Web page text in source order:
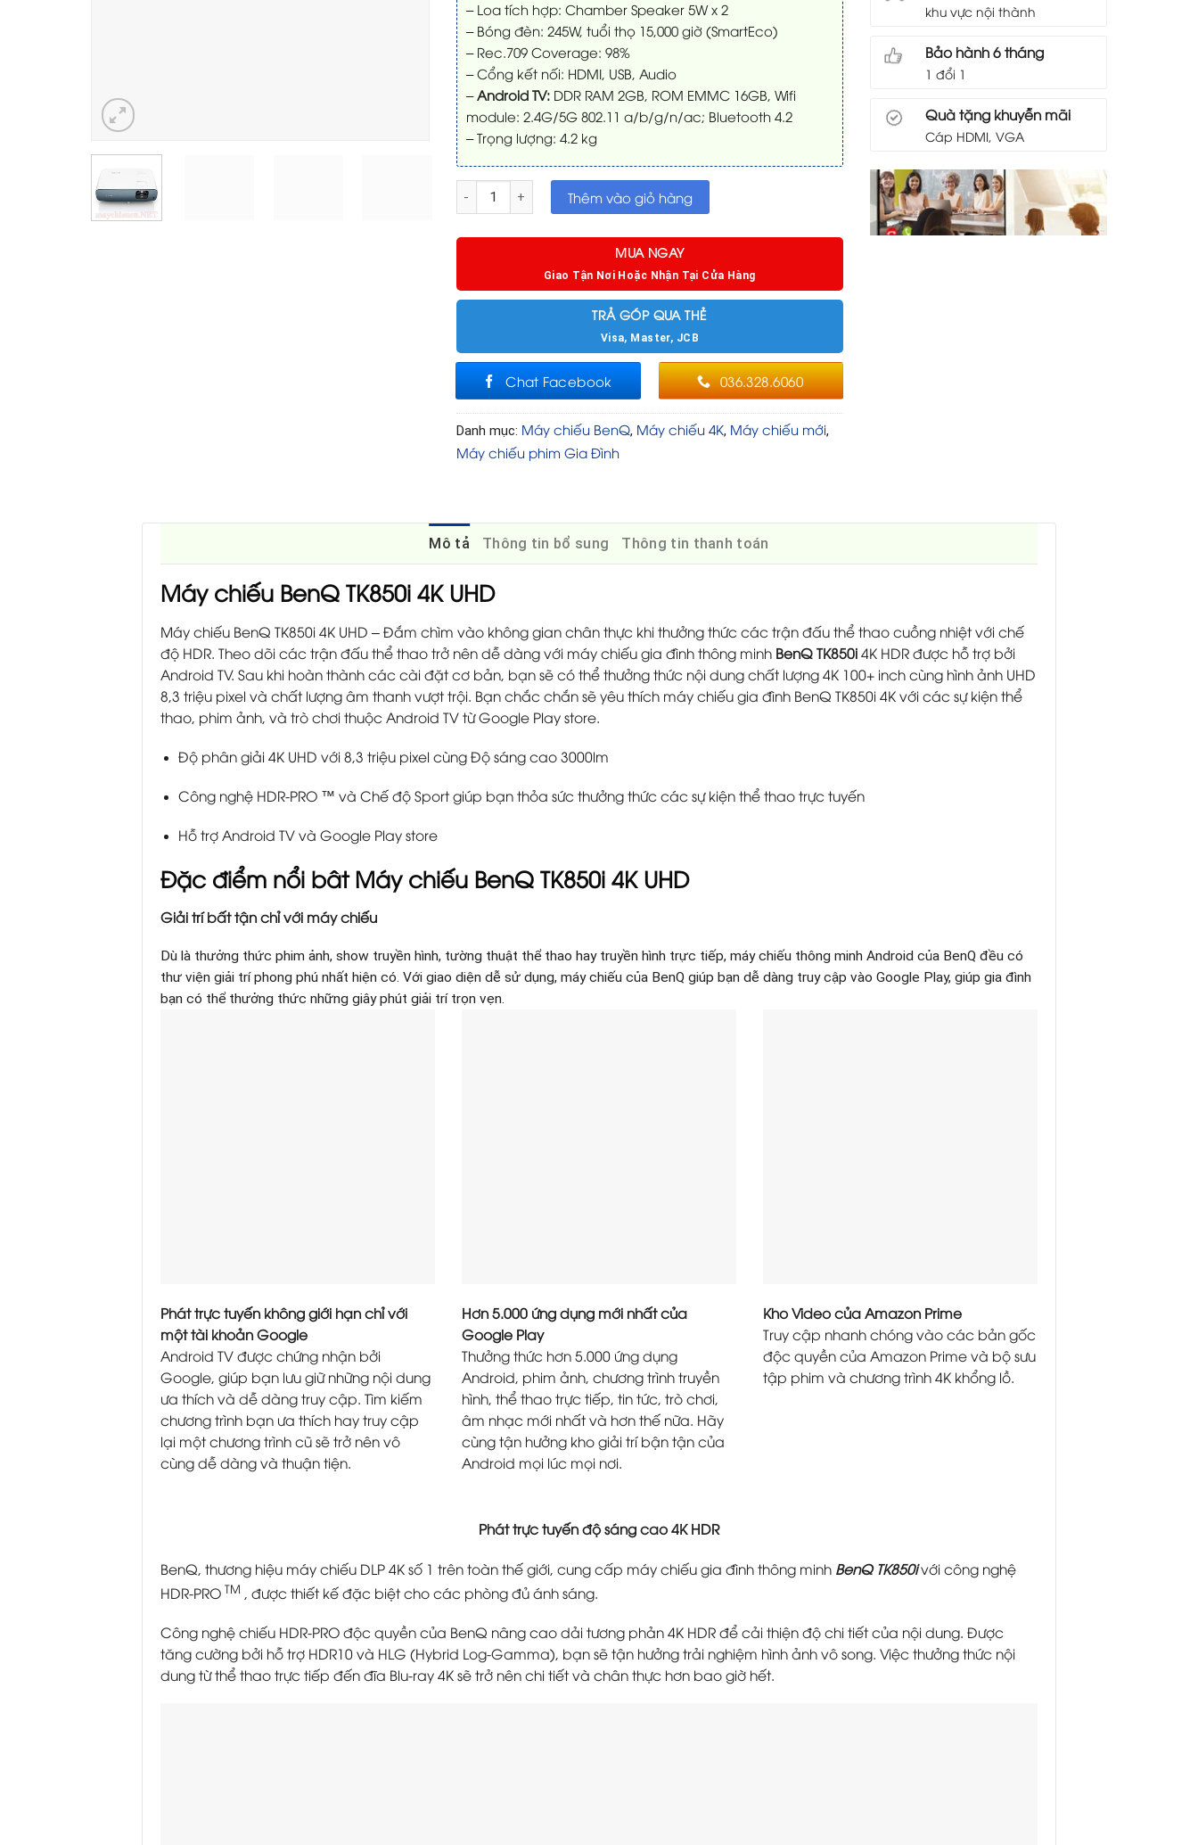
– Loa tích hợp: Chamber Speaker 5W x 2
– Bóng đèn: 245W, tuổi thọ 15,000 giờ (SmartEco)
– Rec.709 Coverage: 98%
– Cổng kết nối: HDMI, USB, Audio
– Android TV:DDR RAM 2GB, ROM EMMC 16GB, Wifi
module: 2.4G/5G 802.11 a/b/g/n/ac; Bluetooth 4.2
– Trọng lượng: 4.2 kg
Máy chiếu BenQ TK850i 4K UHD số lượng
Thêm vào giỏ hàng
MUA NGAY
Giao Tận Nơi Hoặc Nhận Tại Cửa Hàng
TRẢ GÓP QUA THẺ
Visa, Master, JCB
Chat Facebook 036.328.6060
Danh mục: Máy chiếu BenQ, Máy chiếu 4K, Máy chiếu mới,
Máy chiếu phim Gia Đình
khu vực nội thành
Bảo hành 6 tháng
1 đổi 1
Quà tặng khuyễn mãi
Cáp HDMI, VGA
Mô tả Thông tin bổ sung Thông tin thanh toán
Máy chiếu BenQ TK850i 4K UHD
Máy chiếu BenQ TK850i 4K UHD – Đắm chìm vào không gian chân thực khi thưởng thức các trận đấu thể thao cuồng nhiệt với chế
độ HDR. Theo dõi các trận đấu thể thao trở nên dễ dàng với máy chiếu gia đình thông minh BenQ TK850i4K HDR được hỗ trợ bởi
Android TV. Sau khi hoàn thành các cài đặt cơ bản, bạn sẽ có thể thưởng thức nội dung chất lượng 4K 100+ inch cùng hình ảnh UHD
8,3 triệu pixel và chất lượng âm thanh vượt trội. Bạn chắc chắn sẽ yêu thích máy chiếu gia đình BenQ TK850i 4K với các sự kiện thể
thao, phim ảnh, và trò chơi thuộc Android TV từ Google Play store.
Độ phân giải 4K UHD với 8,3 triệu pixel cùng Độ sáng cao 3000lm
Công nghệ HDR-PRO ™ và Chế độ Sport giúp bạn thỏa sức thưởng thức các sự kiện thể thao trực tuyến
Hỗ trợ Android TV và Google Play store
Đặc điểm nổi bât Máy chiếu BenQ TK850i 4K UHD
Giải trí bất tận chỉ với máy chiếu
Dù là thưởng thức phim ảnh, show truyền hình, tường thuật thể thao hay truyền hình trực tiếp, máy chiếu thông minh Android của BenQ đều có
thư viện giải trí phong phú nhất hiện có. Với giao diện dễ sử dụng, máy chiếu của BenQ giúp bạn dễ dàng truy cập vào Google Play, giúp gia đình
bạn có thể thưởng thức những giây phút giải trí trọn vẹn.
Phát trực tuyến không giới hạn chỉ với
một tài khoản Google
Android TV được chứng nhận bởi
Google, giúp bạn lưu giữ những nội dung
ưa thích và dễ dàng truy cập. Tìm kiếm
chương trình bạn ưa thích hay truy cập
lại một chương trình cũ sẽ trở nên vô
cùng dễ dàng và thuận tiện.
Hơn 5.000 ứng dụng mới nhất của
Google Play
Thưởng thức hơn 5.000 ứng dụng
Android, phim ảnh, chương trình truyền
hình, thể thao trực tiếp, tin tức, trò chơi,
âm nhạc mới nhất và hơn thế nữa. Hãy
cùng tận hưởng kho giải trí bận tận của
Android mọi lúc mọi nơi.
Kho Video của Amazon Prime
Truy cập nhanh chóng vào các bản gốc
độc quyền của Amazon Prime và bộ sưu
tập phim và chương trình 4K khổng lồ.
Phát trực tuyến độ sáng cao 4K HDR
BenQ, thương hiệu máy chiếu DLP 4K số 1 trên toàn thế giới, cung cấp máy chiếu gia đình thông minh BenQ TK850ivới công nghệ
HDR-PRO TM , được thiết kế đặc biệt cho các phòng đủ ánh sáng.
Công nghệ chiếu HDR-PRO độc quyền của BenQ nâng cao dải tương phản 4K HDR để cải thiện độ chi tiết của nội dung. Được
tăng cường bởi hỗ trợ HDR10 và HLG (Hybrid Log-Gamma), bạn sẽ tận hưởng trải nghiệm hình ảnh vô song. Việc thưởng thức nội
dung từ thể thao trực tiếp đến đĩa Blu-ray 4K sẽ trở nên chi tiết và chân thực hơn bao giờ hết.